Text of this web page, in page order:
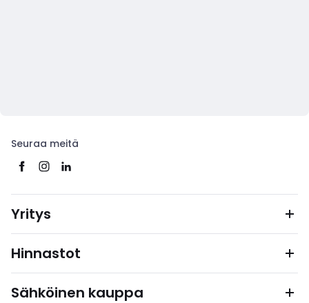
Seuraa meitä
Yritys
Hinnastot
Sähköinen kauppa